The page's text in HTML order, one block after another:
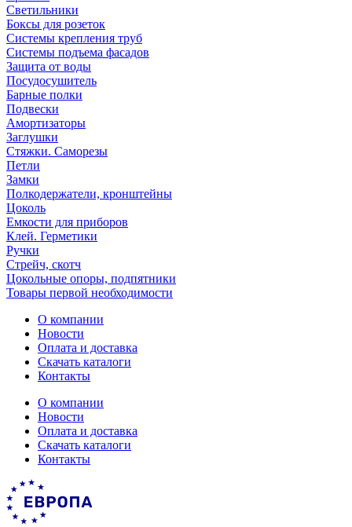
Светильники
Боксы для розеток
Системы крепления труб
Системы подъема фасадов
Защита от воды
Посудосушитель
Барные полки
Подвески
Амортизаторы
Заглушки
Стяжки. Саморезы
Петли
Замки
Полкодержатели, кронштейны
Цоколь
Емкости для приборов
Клей. Герметики
Ручки
Стрейч, скотч
Цокольные опоры, подпятники
Товары первой необходимости
О компании
Новости
Оплата и доставка
Скачать каталоги
Контакты
О компании
Новости
Оплата и доставка
Скачать каталоги
Контакты